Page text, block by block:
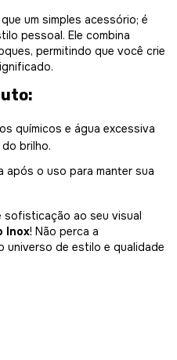
um simples acessório; é
pessoal. Ele combina
permitindo que você crie
químicos e água excessiva
brilho.
após o uso para manter sua
sofisticação ao seu visual
Inox! Não perca a
de estilo e qualidade